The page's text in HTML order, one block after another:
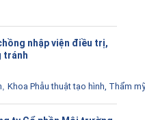
nhập viện điều trị,
tránh
Khoa Phẫu thuật tạo hình, Thẩm